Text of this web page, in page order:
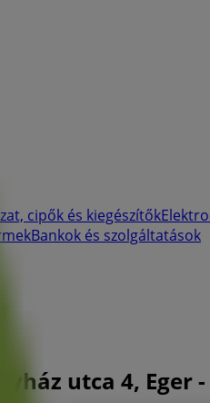
cipők és kiegészítők
Bankok és szolgáltatások
utca 4,